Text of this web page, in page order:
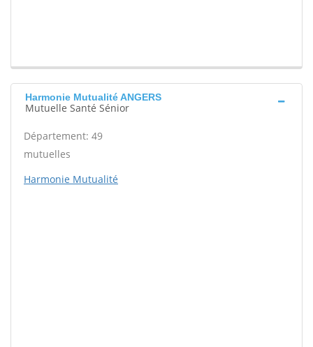
Harmonie Mutualité ANGERS
Mutuelle Santé Sénior
Département: 49
mutuelles
Harmonie Mutualité